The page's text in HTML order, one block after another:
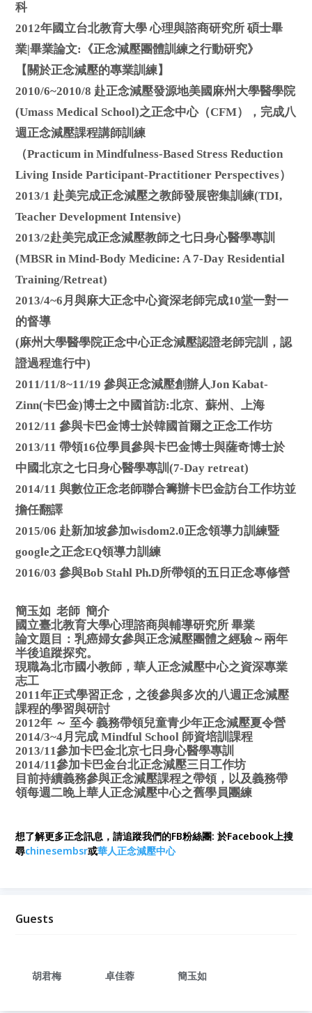
科
2012年國立台北教育大學 心理與諮商研究所 碩士畢
業|畢業論文:《正念減壓團體訓練之行動研究》
【關於正念減壓的專業訓練】
2010/6~2010/8 赴正念減壓發源地美國麻州大學醫學院
(Umass Medical School)之正念中心（CFM），完成八
週正念減壓課程講師訓練
（Practicum in Mindfulness-Based Stress Reduction
Living Inside Participant-Practitioner Perspectives）
2013/1 赴美完成正念減壓之教師發展密集訓練(TDI,
Teacher Development Intensive)
2013/2赴美完成正念減壓教師之七日身心醫學專訓
(MBSR in Mind-Body Medicine: A 7-Day Residential
Training/Retreat)
2013/4~6月與麻大正念中心資深老師完成10堂一對一
的督導
(麻州大學醫學院正念中心正念減壓認證老師完訓，認
證過程進行中)
2011/11/8~11/19 參與正念減壓創辦人Jon Kabat-
Zinn(卡巴金)博士之中國首訪:北京、蘇州、上海
2012/11 參與卡巴金博士於韓國首爾之正念工作坊
2013/11 帶領16位學員參與卡巴金博士與薩奇博士於
中國北京之七日身心醫學專訓(7-Day retreat)
2014/11 與數位正念老師聯合籌辦卡巴金訪台工作坊並
擔任翻譯
2015/06 赴新加坡參加wisdom2.0正念領導力訓練暨
google之正念EQ領導力訓練
2016/03 參與Bob Stahl Ph.D所帶領的五日正念專修營
簡玉如 老師 簡介
國立臺北教育大學心理諮商與輔導研究所 畢業
論文題目：乳癌婦女參與正念減壓團體之經驗～兩年
半後追蹤探究。
現職為北市國小教師，華人正念減壓中心之資深專業
志工
2011年正式學習正念，之後參與多次的八週正念減壓
課程的學習與研討
2012年 ～ 至今 義務帶領兒童青少年正念減壓夏令營
2014/3~4月完成 Mindful School 師資培訓課程
2013/11參加卡巴金北京七日身心醫學專訓
2014/11參加卡巴金台北正念減壓三日工作坊
目前持續義務參與正念減壓課程之帶領，以及義務帶
領每週二晚上華人正念減壓中心之舊學員團練
想了解更多正念訊息，請追蹤我們的FB粉絲團: 於Facebook上搜
尋chinesembsr或華人正念減壓中心
Guests
胡君梅 卓佳蓉 簡玉如